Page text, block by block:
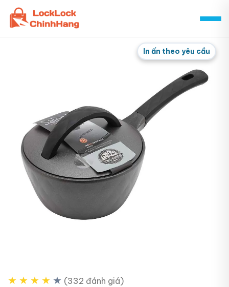
Skip
content
In ấn theo yêu cầu
★ ★ ★ ★ ★ (332 đánh giá)